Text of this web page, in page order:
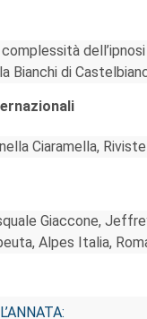
Bianchi di
Ciaramella,
Giaccone,
Alpes Italia,